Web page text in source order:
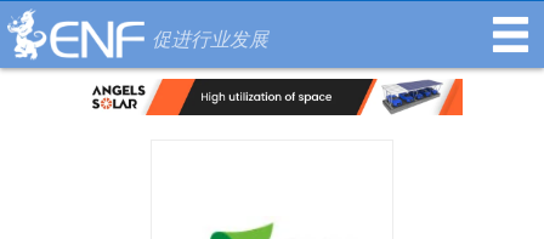
促进行业发展